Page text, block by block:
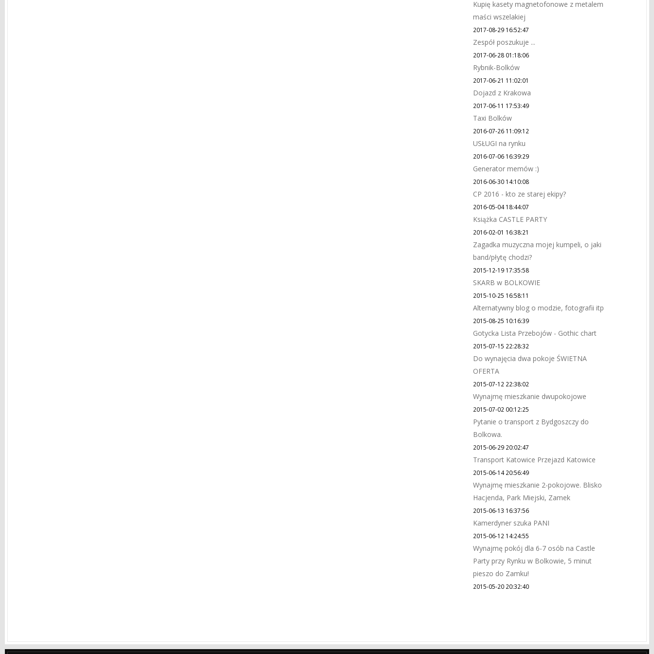
Kupię kasety magnetofonowe z metalem
maści wszelakiej
2017-08-29 16:52:47
Zespół poszukuje ...
2017-06-28 01:18:06
Rybnik-Bolków
2017-06-21 11:02:01
Dojazd z Krakowa
2017-06-11 17:53:49
Taxi Bolków
2016-07-26 11:09:12
USŁUGI na rynku
2016-07-06 16:39:29
Generator memów :)
2016-06-30 14:10:08
CP 2016 - kto ze starej ekipy?
2016-05-04 18:44:07
Książka CASTLE PARTY
2016-02-01 16:38:21
Zagadka muzyczna mojej kumpeli, o jaki
band/płytę chodzi?
2015-12-19 17:35:58
SKARB w BOLKOWIE
2015-10-25 16:58:11
Alternatywny blog o modzie, fotografii itp
2015-08-25 10:16:39
Gotycka Lista Przebojów - Gothic chart
2015-07-15 22:28:32
Do wynajęcia dwa pokoje ŚWIETNA
OFERTA
2015-07-12 22:38:02
Wynajmę mieszkanie dwupokojowe
2015-07-02 00:12:25
Pytanie o transport z Bydgoszczy do
Bolkowa.
2015-06-29 20:02:47
Transport Katowice Przejazd Katowice
2015-06-14 20:56:49
Wynajmę mieszkanie 2-pokojowe. Blisko
Hacjenda, Park Miejski, Zamek
2015-06-13 16:37:56
Kamerdyner szuka PANI
2015-06-12 14:24:55
Wynajmę pokój dla 6-7 osób na Castle
Party przy Rynku w Bolkowie, 5 minut
pieszo do Zamku!
2015-05-20 20:32:40